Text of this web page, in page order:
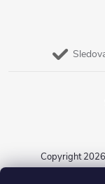
Copyright 2026